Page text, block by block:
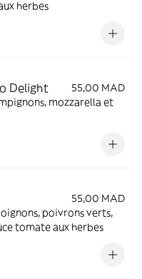
herbes
Delight
55,00 MAD
mozzarella et
55,00 MAD
poivrons verts,
tomate aux herbes